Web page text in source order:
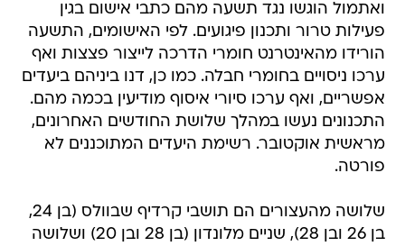
ואתמול הוגשו נגד תשעה מהם כתבי אישום בגין
פעילות טרור ותכנון פיגועים. לפי האישומים, התשעה
הורידו מהאינטרנט חומרי הדרכה לייצור פצצות ואף
ערכו ניסויים בחומרי חבלה. כמו כן, דנו ביניהם ביעדים
אפשריים, ואף ערכו סיורי איסוף מודיעין בכמה מהם.
התכנונים נעשו במהלך שלושת החודשים האחרונים,
מראשית אוקטובר. רשימת היעדים המתוכננים לא
פורטה.
שלושה מהעצורים הם תושבי קרדיף שבוולס (בן 24,
בן 26 ובן 28), שניים מלונדון (בן 28 ובן 20) ושלושה